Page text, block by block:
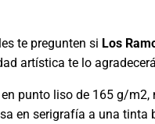
te pregunten si Los
artística te lo
punto liso de 165 g/
en serigrafía a una tinta